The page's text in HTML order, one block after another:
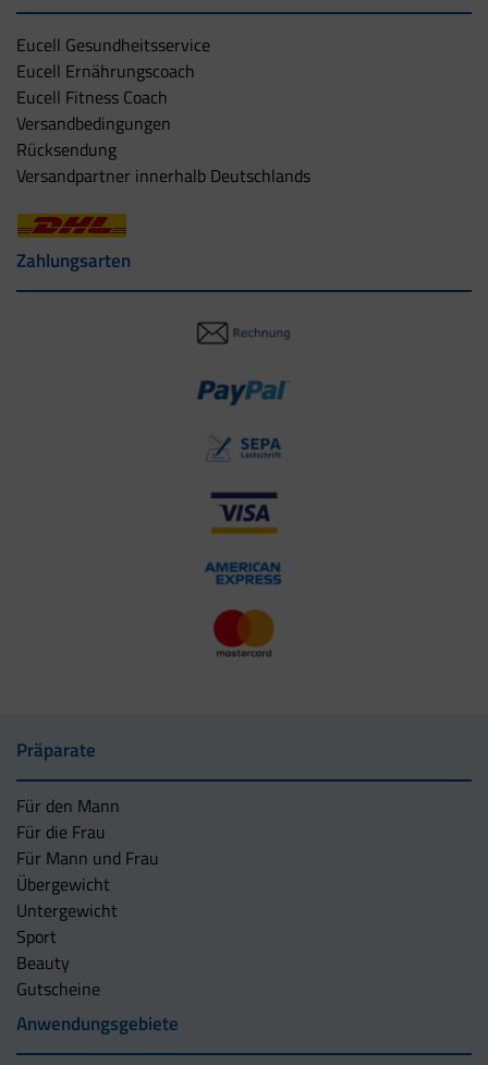
Eucell Gesundheitsservice
Eucell Ernährungscoach
Eucell Fitness Coach
Versandbedingungen
Rücksendung
Versandpartner innerhalb Deutschlands
Zahlungsarten
Präparate
Für den Mann
Für die Frau
Für Mann und Frau
Übergewicht
Untergewicht
Sport
Beauty
Gutscheine
Anwendungsgebiete